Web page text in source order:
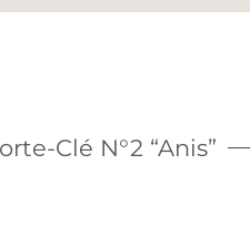
Clé N°2 “Anis”